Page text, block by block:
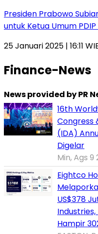
Presiden Prabowo
untuk Ketua Umum
25 Januari 2025 | 16:11
Finance-News
News provided by PR
16th
Congress
(IDA)
Digelar
Min, Ags 9
Eightco
US$378
Industries,
Hampir